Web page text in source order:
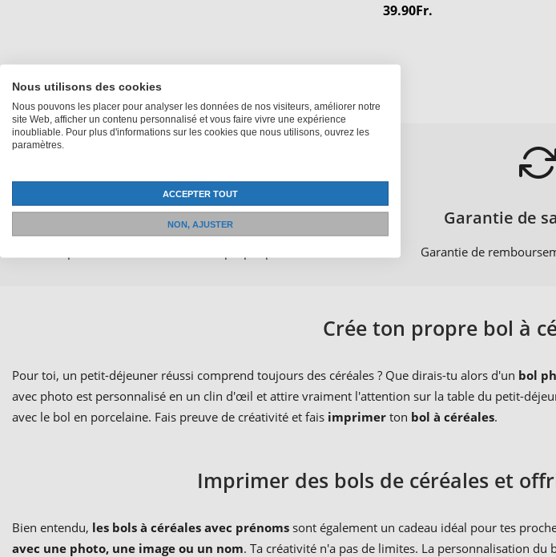
39.90Fr.
Expédition depuis Winterthur Garantie de
Garantie de
Crée ton propre bol à
Pour toi, un petit-déjeuner réussi comprend toujours des céréales ? Que dirais-tu alors d'un bol
avec photo est personnalisé en un clin d'œil et attire vraiment l'attention sur la table du petit-
avec le bol en porcelaine. Fais preuve de créativité et fais imprimer ton bol à céréales.
Imprimer des bols de céréales et
Bien entendu, les bols à céréales avec prénoms sont également un cadeau idéal pour tes
avec une photo, une image ou un nom. Ta créativité n'a pas de limites. La personnalisation
Nous utilisons des cookies
Nous pouvons les placer pour analyser les données de nos visiteurs, améliorer notre
site Web, afficher un contenu personnalisé et vous faire vivre une expérience
inoubliable. Pour plus d'informations sur les cookies que nous utilisons, ouvrez les
paramètres.
ACCEPTER TOUT
NON, AJUSTER